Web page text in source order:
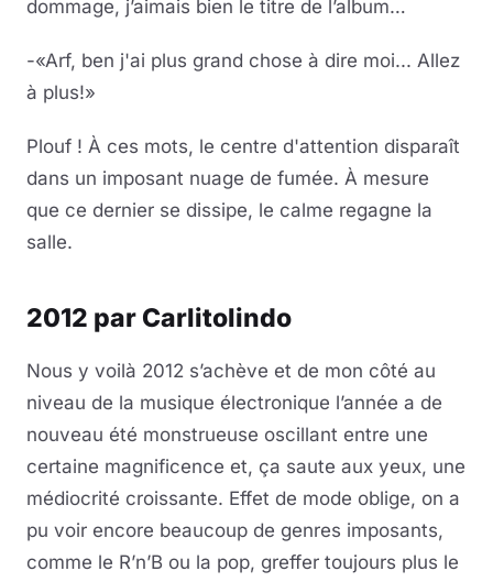
dommage, j’aimais bien le titre de l’album…
-«Arf, ben j'ai plus grand chose à dire moi... Allez
à plus!»
Plouf ! À ces mots, le centre d'attention disparaît
dans un imposant nuage de fumée. À mesure
que ce dernier se dissipe, le calme regagne la
salle.
2012 par Carlitolindo
Nous y voilà 2012 s’achève et de mon côté au
niveau de la musique électronique l’année a de
nouveau été monstrueuse oscillant entre une
certaine magnificence et, ça saute aux yeux, une
médiocrité croissante. Effet de mode oblige, on a
pu voir encore beaucoup de genres imposants,
comme le R’n’B ou la pop, greffer toujours plus le